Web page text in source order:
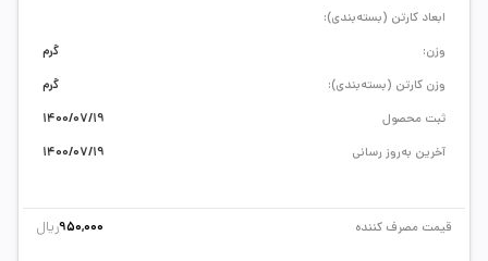
ابعاد کارتن (بسته‌بندی):
وزن:
گرم
وزن کارتن (بسته‌بندی):
گرم
ثبت محصول
1400/07/19
آخرین به‌روز رسانی
1400/07/19
قیمت مصرف کننده 950,000ریال